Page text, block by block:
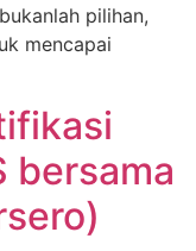
pilihan,
mencapai
bersama